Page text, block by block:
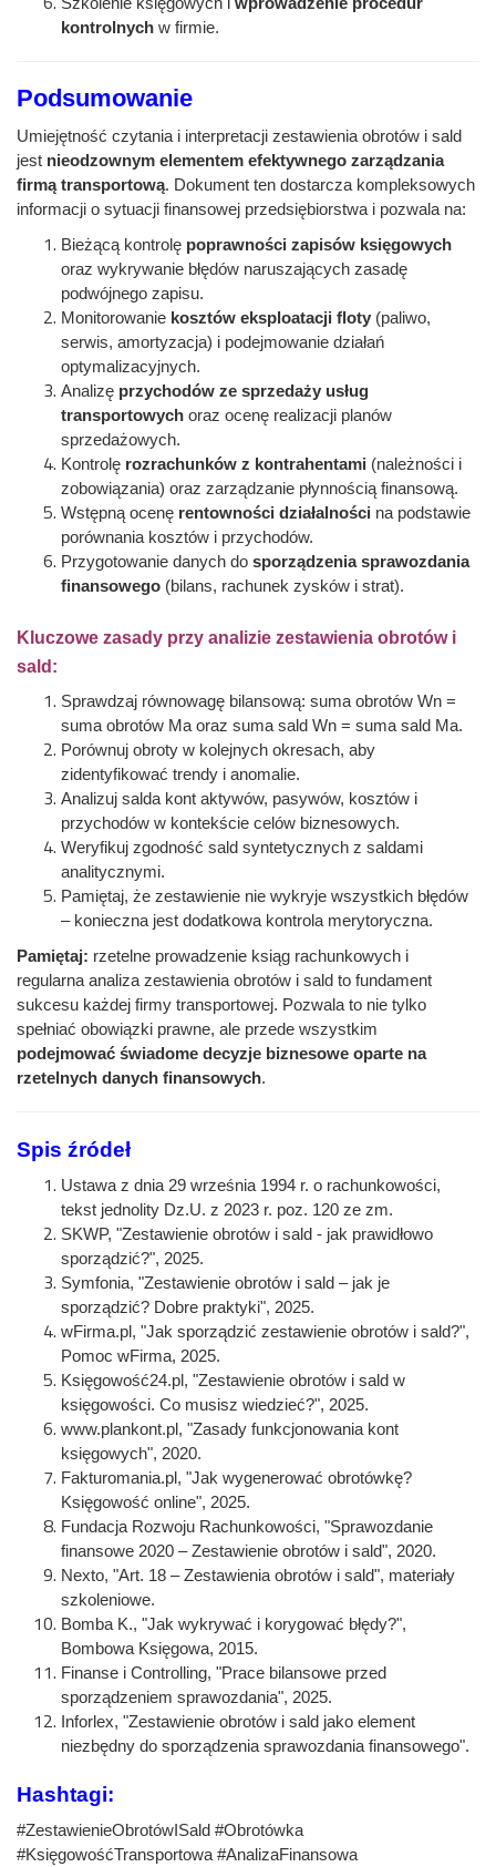
kontrolnych w firmie.
Podsumowanie
Umiejętność czytania i interpretacji zestawienia obrotów i sald
jest nieodzownym elementem efektywnego zarządzania
firmą transportową. Dokument ten dostarcza kompleksowych
informacji o sytuacji finansowej przedsiębiorstwa i pozwala na:
Bieżącą kontrolę poprawności zapisów księgowych
oraz wykrywanie błędów naruszających zasadę
podwójnego zapisu.
Monitorowanie kosztów eksploatacji floty (paliwo,
serwis, amortyzacja) i podejmowanie działań
optymalizacyjnych.
Analizę przychodów ze sprzedaży usług
transportowych oraz ocenę realizacji planów
sprzedażowych.
Kontrolę rozrachunków z kontrahentami (należności i
zobowiązania) oraz zarządzanie płynnością finansową.
Wstępną ocenę rentowności działalności na podstawie
porównania kosztów i przychodów.
Przygotowanie danych do sporządzenia sprawozdania
finansowego (bilans, rachunek zysków i strat).
Kluczowe zasady przy analizie zestawienia obrotów i
sald:
Sprawdzaj równowagę bilansową: suma obrotów Wn =
suma obrotów Ma oraz suma sald Wn = suma sald Ma.
Porównuj obroty w kolejnych okresach, aby
zidentyfikować trendy i anomalie.
Analizuj salda kont aktywów, pasywów, kosztów i
przychodów w kontekście celów biznesowych.
Weryfikuj zgodność sald syntetycznych z saldami
analitycznymi.
Pamiętaj, że zestawienie nie wykryje wszystkich błędów
– konieczna jest dodatkowa kontrola merytoryczna.
Pamiętaj: rzetelne prowadzenie ksiąg rachunkowych i
regularna analiza zestawienia obrotów i sald to fundament
sukcesu każdej firmy transportowej. Pozwala to nie tylko
spełniać obowiązki prawne, ale przede wszystkim
podejmować świadome decyzje biznesowe oparte na
rzetelnych danych finansowych.
Spis źródeł
Ustawa z dnia 29 września 1994 r. o rachunkowości,
tekst jednolity Dz.U. z 2023 r. poz. 120 ze zm.
SKWP, "Zestawienie obrotów i sald - jak prawidłowo
sporządzić?", 2025.
Symfonia, "Zestawienie obrotów i sald – jak je
sporządzić? Dobre praktyki", 2025.
wFirma.pl, "Jak sporządzić zestawienie obrotów i sald?",
Pomoc wFirma, 2025.
Księgowość24.pl, "Zestawienie obrotów i sald w
księgowości. Co musisz wiedzieć?", 2025.
www.plankont.pl, "Zasady funkcjonowania kont
księgowych", 2020.
Fakturomania.pl, "Jak wygenerować obrotówkę?
Księgowość online", 2025.
Fundacja Rozwoju Rachunkowości, "Sprawozdanie
finansowe 2020 – Zestawienie obrotów i sald", 2020.
Nexto, "Art. 18 – Zestawienia obrotów i sald", materiały
szkoleniowe.
Bomba K., "Jak wykrywać i korygować błędy?",
Bombowa Księgowa, 2015.
Finanse i Controlling, "Prace bilansowe przed
sporządzeniem sprawozdania", 2025.
Inforlex, "Zestawienie obrotów i sald jako element
niezbędny do sporządzenia sprawozdania finansowego".
Hashtagi:
#ZestawienieObrotówISald #Obrotówka
#KsięgowośćTransportowa #AnalizaFinansowa